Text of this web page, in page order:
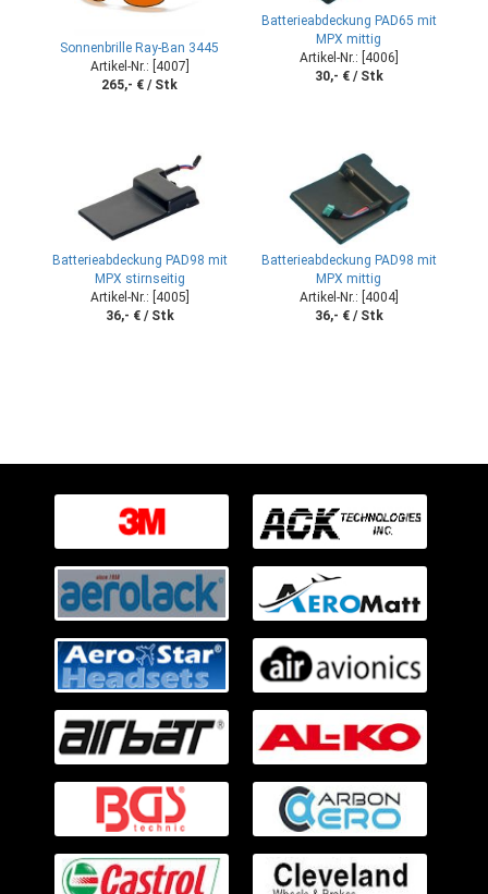
Sonnenbrille Ray-Ban 3445
Artikel-Nr.: [4007]
265,- € / Stk
Batterieabdeckung PAD65 mit
MPX mittig
Artikel-Nr.: [4006]
30,- € / Stk
Batterieabdeckung PAD98 mit
MPX stirnseitig
Artikel-Nr.: [4005]
36,- € / Stk
Batterieabdeckung PAD98 mit
MPX mittig
Artikel-Nr.: [4004]
36,- € / Stk